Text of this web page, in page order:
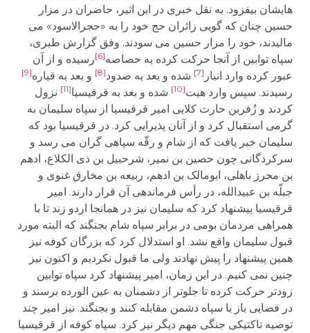
هایشان بیفزود. به نقل خبری در ابن اثیر، حاضران در مزار
حسین چنان که گویی زائران حج خود را به «حجرالاسود» می
مالیدند، خود را مزار حسین می سودند. وفق گزارش طبری،
سپاه توابین از آنجا حرکت کرده به حصاصه[6]
رسیده و از آن
عبور کرده وارد انبار [7] شده و بعد به صدود[8] و بعد به قیاره[9]
رسیدند. سپس وارد هیت[10] شده و بعد به قرقیسیا[11]
نزول
کردند و زُفربن حارث کلایی امیر قرقیسیا از سپاه سلیمان به
گرمی استقبال کرد و از آنان پذیرایی کرد. در قرقیسیا بود که
سلیمان خبر یافت که از شام و رقّه سپاهی گران می رسد و
سرکردگانی چون حصین بن نمیر، شرحبیل بن ذی الکلاع، ادهم
بن محرز باهلی، ابومالک بن ادهم، ربیعه بن مخارق غنوی و
جبلّه بن عبیدالله، در رأس فرماندهی آن قرار دارند. امیر
قرقیسیا پیشنهاد کرد که سلیمان نیز در همانجا اردو زند تا با
همراهی مردمان بومی در برابر سپاه شام بجنگند که البته مورد
قبول سلیمان واقع نشد. او استدلال کرد که بزرگان کوفه نیز
همین پیشنهاد را پیش نهادند ولی ما قبول نکردیم و اکنون نیز
چنین نمی کنیم. در این زمان، امیر پیشنهاد کرد سپاه توابین
زودتر حرکت کرده تا جلوتر از دشمنان به عین الورده برسند و
در فضایی باز با سپاه دشمن مقابله کنند و بجنگند. نیز امیر چند
توصیه تاکتیکی جنگی مهم دیگر نیز کرد. سپاه کوفه از قرقیسیا